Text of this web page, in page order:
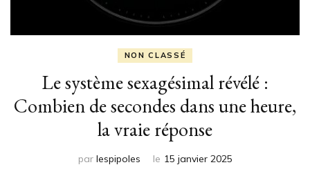
NON CLASSÉ
Le système sexagésimal révélé :
Combien de secondes dans une heure,
la vraie réponse
par lespipoles le 15 janvier 2025